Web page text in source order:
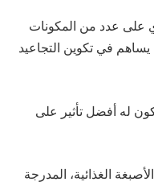
على عدد من المكونات
يساهم في تكوين التجاعيد
له أفضل تأثير على
الغذائية، المدرجة